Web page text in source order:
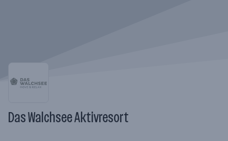
Das Walchsee Aktivresort